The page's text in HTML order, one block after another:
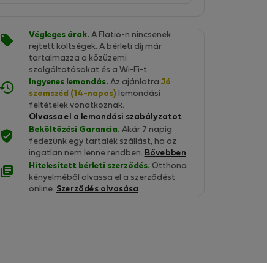
Végleges árak. A Flatio-n nincsenek
rejtett költségek. A bérleti díj már
tartalmazza a közüzemi
szolgáltatásokat és a Wi-Fi-t.
Ingyenes lemondás. Az ajánlatra Jó
szomszéd (14-napos) lemondási
feltételek vonatkoznak.
Olvassa el a lemondási szabályzatot
Beköltözési Garancia. Akár 7 napig
fedezünk egy tartalék szállást, ha az
ingatlan nem lenne rendben. Bővebben
Hitelesített bérleti szerződés. Otthona
kényelméből olvassa el a szerződést
online. Szerződés olvasása